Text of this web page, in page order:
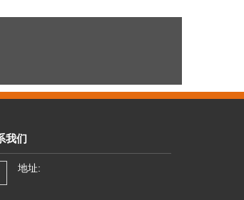
我们
地址: